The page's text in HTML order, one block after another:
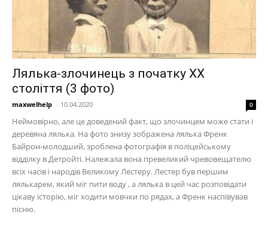
Лялька-злочинець з початку XX
століття (3 фото)
maxwelhelp - 10.04.2020 0
Неймовірно, але це доведений факт, що злочинцем може стати і
деревяна лялька. На фото знизу зображена лялька Френк
Байрон-молодший, зроблена фотографія в поліцейському
відділку в Детройті. Належала вона превеликий чревовещателю
всіх часів і народів Великому Лестеру. Лестер був першим
лялькарем, який міг пити воду , а лялька в цей час розповідати
цікаву історію, міг ходити мовчки по рядах, а Френк наспівував
пісню.